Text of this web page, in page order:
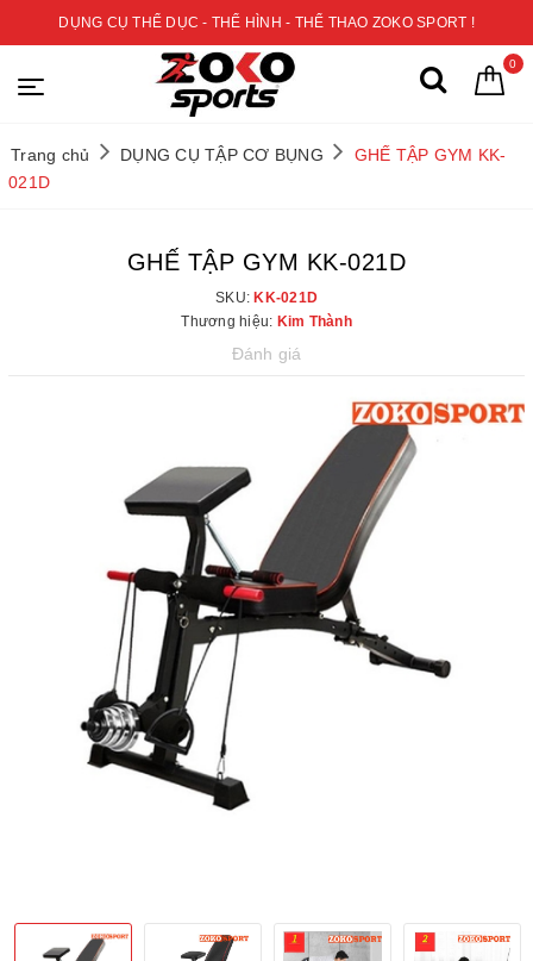
DỤNG CỤ THỂ DỤC - THỂ HÌNH - THỂ THAO ZOKO SPORT !
0
Trang chủ DỤNG CỤ TẬP CƠ BỤNG
GHẾ TẬP GYM KK-
021D
GHẾ TẬP GYM KK-021D
SKU: KK-021D
Thương hiệu: Kim Thành
Đánh giá